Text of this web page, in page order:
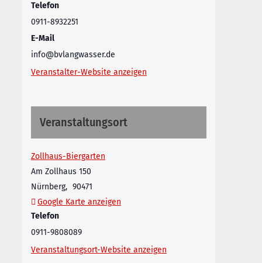
Telefon
0911-8932251
E-Mail
info@bvlangwasser.de
Veranstalter-Website anzeigen
Veranstaltungsort
Zollhaus-Biergarten
Am Zollhaus 150
Nürnberg, 90471
Google Karte anzeigen
Telefon
0911-9808089
Veranstaltungsort-Website anzeigen